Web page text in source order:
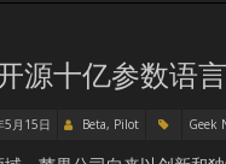
源十亿参数语
5月15日 Beta, Pilot Geek